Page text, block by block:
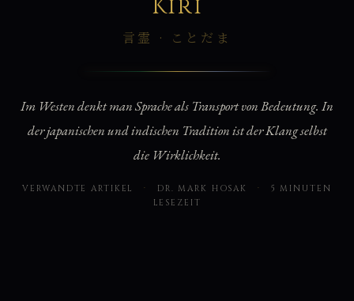
Kiri
言霊 · ことだま
Im Westen denkt man Sprache als Transport von Bedeutung. In
der japanischen und indischen Tradition ist der Klang selbst
die Wirklichkeit.
VERWANDTE ARTIKEL · DR. MARK HOSAK ·
5 MINUTEN
LESEZEIT